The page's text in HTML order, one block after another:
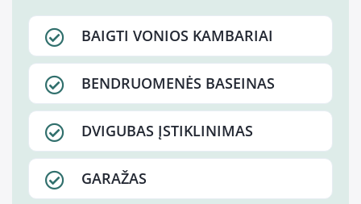
BAIGTI VONIOS KAMBARIAI
BENDRUOMENĖS BASEINAS
DVIGUBAS ĮSTIKLINIMAS
GARAŽAS